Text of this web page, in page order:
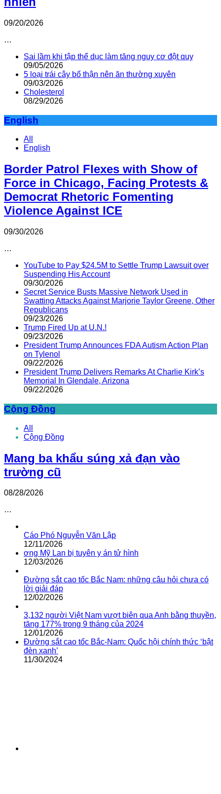
09/20/2026
…
Sai lầm khi tập thể dục làm tăng nguy cơ đột quỵ
09/05/2026
5 loại trái cây bổ thận nên ăn thường xuyên
09/03/2026
Cholesterol
08/29/2026
English
All
English
Border Patrol Flexes with Show of
Force in Chicago, Facing Protests &
Democrat Rhetoric Fomenting
Violence Against ICE
09/30/2026
…
YouTube to Pay $24.5M to Settle Trump Lawsuit over
Suspending His Account
09/30/2026
Secret Service Busts Massive Network Used in
Swatting Attacks Against Marjorie Taylor Greene, Other
Republicans
09/23/2026
Trump Fired Up at U.N.!
09/23/2026
President Trump Announces FDA Autism Action Plan
on Tylenol
09/22/2026
President Trump Delivers Remarks At Charlie Kirk’s
Memorial In Glendale, Arizona
09/22/2026
Cộng Đồng
All
Cộng Đồng
Mang ba khẩu súng xả đạn vào
trường cũ
08/28/2026
…
Cáo Phó Nguyễn Văn Lập
12/11/2026
ơng Mỹ Lan bị tuyên y án tử hình
12/03/2026
Đường sắt cao tốc Bắc Nam: những câu hỏi chưa có
lời giải đáp
12/02/2026
3,132 người Việt Nam vượt biên qua Anh bằng thuyền,
tăng 177% trong 9 tháng của 2024
12/01/2026
Đường sắt cao tốc Bắc-Nam: Quốc hội chính thức ‘bật
đèn xanh’
11/30/2024